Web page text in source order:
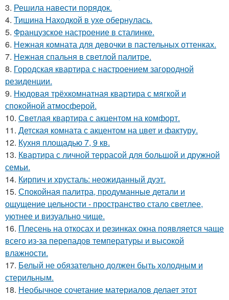
3. Решила навести порядок.
4. Тишина Находкой в ухе обернулась.
5. Французское настроение в сталинке.
6. Нежная комната для девочки в пастельных оттенках.
7. Нежная спальня в светлой палитре.
8. Городская квартира с настроением загородной
резиденции.
9. Нюдовая трёхкомнатная квартира с мягкой и
спокойной атмосферой.
10. Светлая квартира с акцентом на комфорт.
11. Детская комната с акцентом на цвет и фактуру.
12. Кухня площадью 7, 9 кв.
13. Квартира с личной террасой для большой и дружной
семьи.
14. Кирпич и хрусталь: неожиданный дуэт.
15. Спокойная палитра, продуманные детали и
ощущение цельности - пространство стало светлее,
уютнее и визуально чище.
16. Плесень на откосах и резинках окна появляется чаще
всего из-за перепадов температуры и высокой
влажности.
17. Белый не обязательно должен быть холодным и
стерильным.
18. Необычное сочетание материалов делает этот